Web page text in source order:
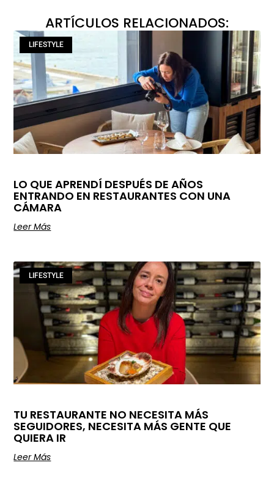
ARTÍCULOS RELACIONADOS:
LIFESTYLE
LO QUE APRENDÍ DESPUÉS DE AÑOS
ENTRANDO EN RESTAURANTES CON UNA
CÁMARA
Leer Más
LIFESTYLE
TU RESTAURANTE NO NECESITA MÁS
SEGUIDORES, NECESITA MÁS GENTE QUE
QUIERA IR
Leer Más